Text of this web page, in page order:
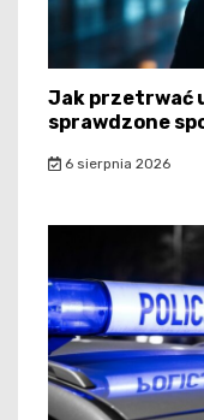
Jak przetrwać
sprawdzone
6 sierpnia 2026